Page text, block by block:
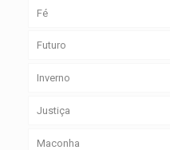
Fé
Futuro
Inverno
Justiça
Maconha